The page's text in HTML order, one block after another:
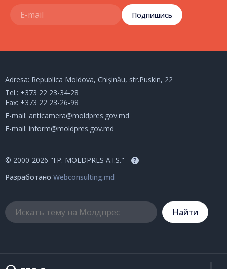
Подпишись
Adresa: Republica Moldova, Chișinău, str.Puskin, 22
Tel.: +373 22 23-34-28
Fax: +373 22 23-26-98
E-mail: anticamera@moldpres.gov.md
E-mail: inform@moldpres.gov.md
© 2000-2026 "I.P. MOLDPRES A.I.S." ?
Разработано Webconsulting.md
Hайти